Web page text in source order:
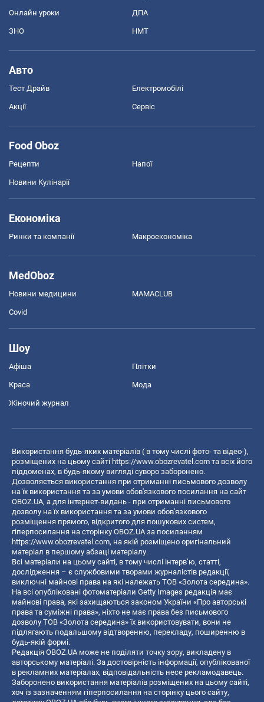
Онлайн уроки ДПА
ЗНО НМТ
Авто
Тест Драйв Електромобілі
Акції Сервіс
Food Oboz
Рецепти Напої
Новини Кулінарії
Економіка
Ринки та компанії Макроекономіка
MedOboz
Новини медицини MAMACLUB
Covid
Шоу
Афіша Плітки
Краса Мода
Жіночий журнал
Використання будь-яких матеріалів ( в тому числі фото- та відео-),
розміщених на цьому сайті https://www.obozrevatel.com та всіх його
піддоменах, в будь-якому вигляді суворо заборонено.
Дозволяється використання при отриманні письмового дозволу
на їх використання та за умови обов'язкового посилання на сайт
OBOZ.UA, а для інтернет-видань - при отриманні письмового
дозволу на їх використання та за умови обов'язкового
розміщення прямого, відкритого для пошукових систем,
гіперпосилання на сторінку OBOZ.UA за посиланням
https://www.obozrevatel.com, на якій розміщено оригінальний
матеріал в першому абзаці матеріалу.
Всі матеріали на цьому сайті, в тому числі інтерв’ю, статті,
дослідження – є службовими творами журналістів редакції,
виключні майнові права на які належать ТОВ «Золота середина».
На всі опубліковані фотоматеріали Getty Images редакція має
майнові права, які захищаються законом України «Про авторські
права та суміжні права», ніхто не має права без письмового
дозволу ТОВ «Золота середина» їх використовувати, вони не
підлягають подальшому відтворенню, перекладу, поширенню в
будь-якій формі.
Редакція OBOZ.UA може не поділяти точку зору, викладену в
авторському матеріалі. За достовірність інформації, опублікованої
в рекламних матеріалах, відповідальність несе рекламодавець.
Заборонено використання матеріалів розміщених на цьому сайті,
хоч із зазначенням гіперпосилання на сторінку цього сайту,